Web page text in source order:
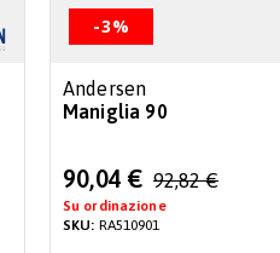
-3%
Andersen
Maniglia 90
Special
Price
90,04 € 92,82 €
Su ordinazione
SKU: RA510901